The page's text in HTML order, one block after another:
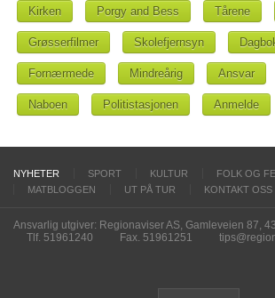
Kirken Porgy and Bess Tårene
Grøsserfilmer Skolefjernsyn
Fornærmede Mindreårig Ansvar
Naboen Politistasjonen Anmelde
NYHETER SPORT KULTUR FOLK OG FE
MATBLOGGEN
UT PÅ TUR KONTAKT OSS
Ansvarlig utgiver: Regionaviser AS, Gamleveien 87,
Tlf. 51961240
Fax. 51961251